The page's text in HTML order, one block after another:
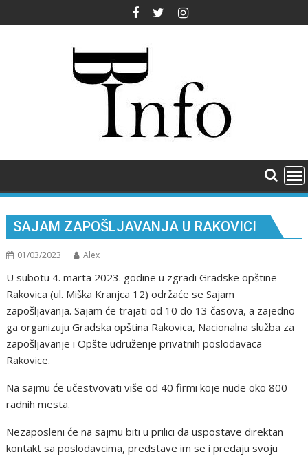
to
SAJAM ZAPOŠLJAVANJA U RAKOVICI
01/03/2023 Alex
U subotu 4. marta 2023. godine u zgradi Gradske opštine
Rakovica (ul. Miška Kranjca 12) održaće se Sajam
zapošljavanja. Sajam će trajati od 10 do 13 časova, a zajedno
ga organizuju Gradska opština Rakovica, Nacionalna služba za
zapošljavanje i Opšte udruženje privatnih poslodavaca
Rakovice.
Na sajmu će učestvovati više od 40 firmi koje nude oko 800
radnih mesta.
Nezaposleni će na sajmu biti u prilici da uspostave direktan
kontakt sa poslodavcima, predstave im se i predaju svoju